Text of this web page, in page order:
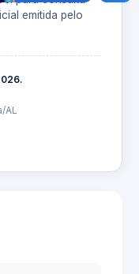
emitida pelo